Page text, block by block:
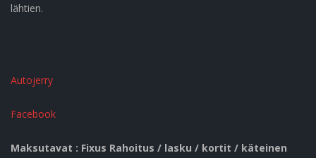
lähtien.
Autojerry
Facebook
Maksutavat : Fixus Rahoitus / lasku / kortit / käteinen